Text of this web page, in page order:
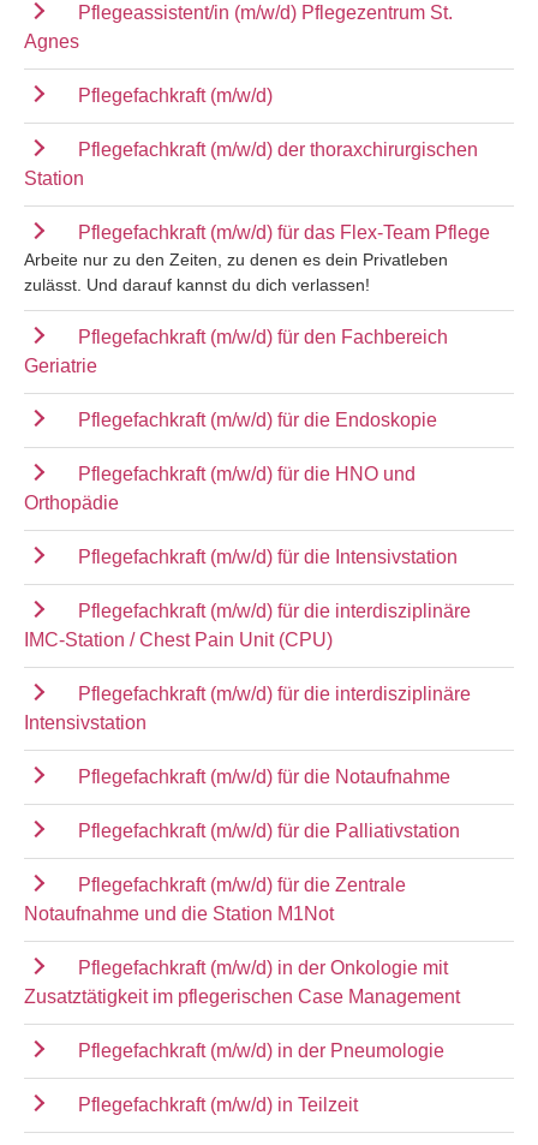
Pflegeassistent/in (m/w/d) Pflegezentrum St.
Agnes
Pflegefachkraft (m/w/d)
Pflegefachkraft (m/w/d) der thoraxchirurgischen
Station
Pflegefachkraft (m/w/d) für das Flex-Team Pflege
Arbeite nur zu den Zeiten, zu denen es dein Privatleben
zulässt. Und darauf kannst du dich verlassen!
Pflegefachkraft (m/w/d) für den Fachbereich
Geriatrie
Pflegefachkraft (m/w/d) für die Endoskopie
Pflegefachkraft (m/w/d) für die HNO und
Orthopädie
Pflegefachkraft (m/w/d) für die Intensivstation
Pflegefachkraft (m/w/d) für die interdisziplinäre
IMC-Station / Chest Pain Unit (CPU)
Pflegefachkraft (m/w/d) für die interdisziplinäre
Intensivstation
Pflegefachkraft (m/w/d) für die Notaufnahme
Pflegefachkraft (m/w/d) für die Palliativstation
Pflegefachkraft (m/w/d) für die Zentrale
Notaufnahme und die Station M1Not
Pflegefachkraft (m/w/d) in der Onkologie mit
Zusatztätigkeit im pflegerischen Case Management
Pflegefachkraft (m/w/d) in der Pneumologie
Pflegefachkraft (m/w/d) in Teilzeit